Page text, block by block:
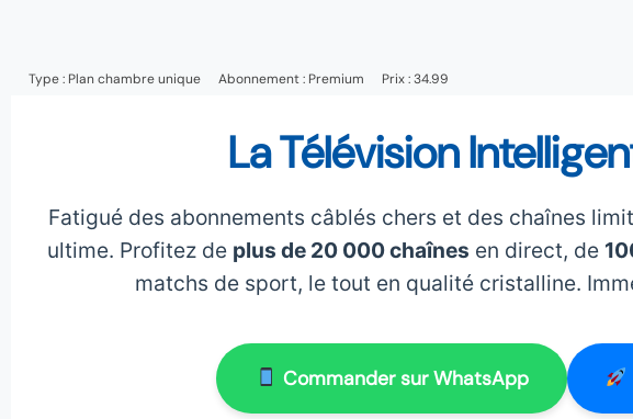
Type : Plan chambre unique Abonnement : Premium Prix : 34.99
La Télévision
Fatigué des abonnements câblés chers et des chaînes
ultime. Profitez de plus de 20 000 chaînes en direct, de
matchs de sport, le tout en qualité cristalline.
Commander sur WhatsApp